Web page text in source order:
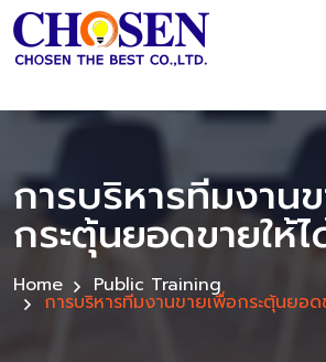
การบริหารทีมงาน
กระตุ้นยอดขายให้ไ
Home Public Training
การบริหารทีมงานขายเพื่อกระตุ้นยอด